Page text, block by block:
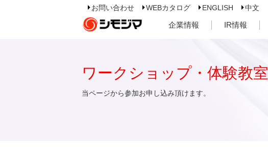
お問い合わせ WEBカタログ ENGLISH 中文
企業情報 IR情報
ワークショップ・体験教室
当ページから参加お申し込み頂けます。